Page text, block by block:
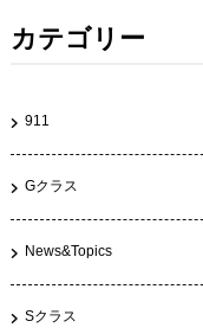
カテゴリー
911
Gクラス
News&Topics
Sクラス